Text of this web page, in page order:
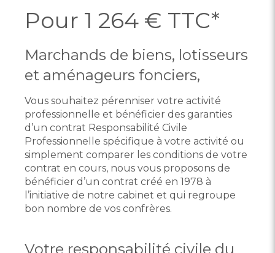
Pour 1 264 € TTC*
Marchands de biens, lotisseurs
et aménageurs fonciers,
Vous souhaitez pérenniser votre activité
professionnelle et bénéficier des garanties
d’un contrat Responsabilité Civile
Professionnelle spécifique à votre activité ou
simplement comparer les conditions de votre
contrat en cours, nous vous proposons de
bénéficier d’un contrat créé en 1978 à
l’initiative de notre cabinet et qui regroupe
bon nombre de vos confrères.
Votre responsabilité civile du